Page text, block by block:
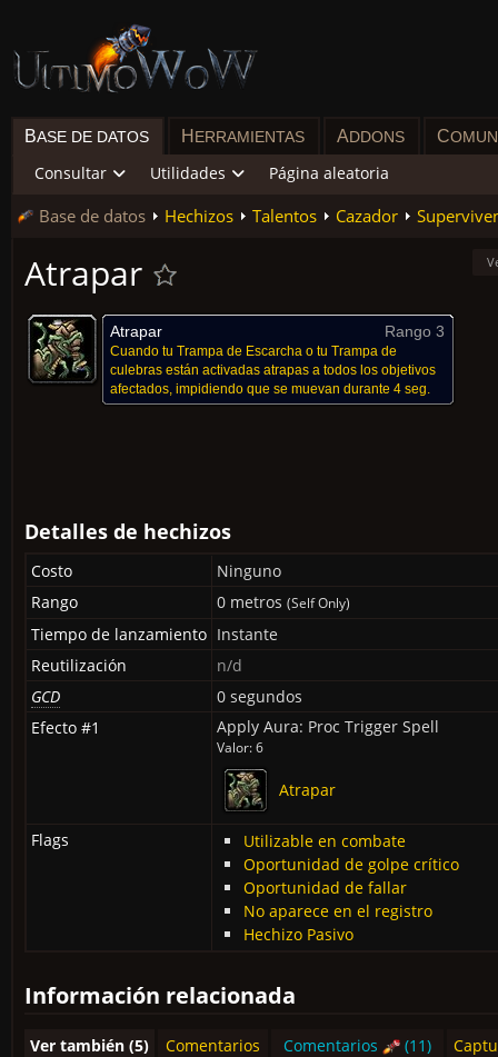
BASE DE DATOS H ERRAMIENTAS ADDONS C
Consultar Utilidades Página aleatoria
Base de datos Hechizos Talentos Cazador
Atrapar
Atrapar Rango 3
Cuando tu Trampa de Escarcha o tu Trampa de
culebras están activadas atrapas a todos los objetivos
afectados, impidiendo que se muevan durante 4 seg.
Detalles de hechizos
Costo
Ninguno
Rango
0 metros (Self Only)
Tiempo de lanzamiento Instante
Reutilización
n/d
GCD
0 segundos
Efecto #1
Apply Aura: Proc Trigger Spell
Valor: 6
Atrapar
Flags
Utilizable en combate
Oportunidad de golpe crítico
Oportunidad de fallar
No aparece en el registro
Hechizo Pasivo
Información relacionada
Ver también (5) Comentarios Comentarios (11)